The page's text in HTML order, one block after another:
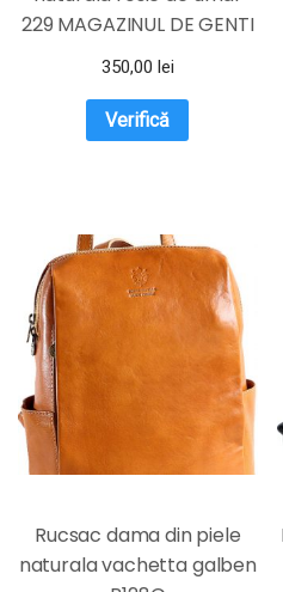
229 MAGAZINUL DE GENTI
350,00 lei
Verifică
Rucsac dama din piele
naturala vachetta galben